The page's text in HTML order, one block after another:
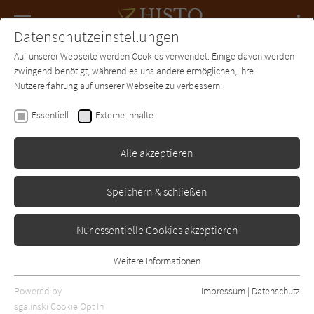
SUCHE Forum Charts Newsletter
David Morrell
Die Mörder der Queen
Erschienen: Oktober 2019
1
Datenschutzeinstellungen
Auf unserer Webseite werden Cookies verwendet. Einige davon werden
zwingend benötigt, während es uns andere ermöglichen, Ihre
Nutzererfahrung auf unserer Webseite zu verbessern.
Essentiell Externe Inhalte
Alle akzeptieren
Speichern & schließen
Nur essentielle Cookies akzeptieren
Essentielle Cookies werden für grundlegende Funktionen der
Webseite benötigt. Dadurch ist gewährleistet, dass die Webseite
Weitere Informationen
Powered by
sgalinski Cookie Opt In
Impressum | Datenschutz